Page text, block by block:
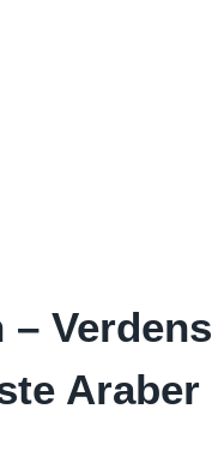
– Verdens
Araber